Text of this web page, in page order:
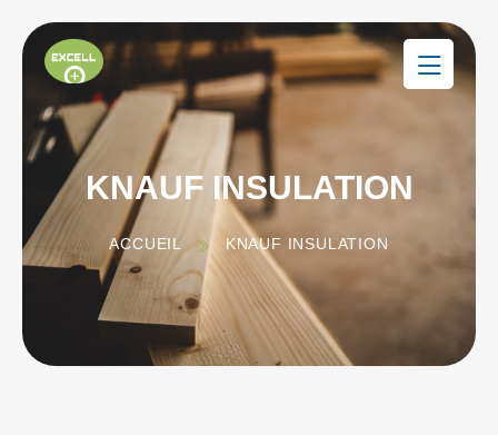
KNAUF INSULATION
ACCUEIL KNAUF INSULATION